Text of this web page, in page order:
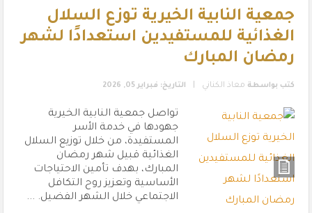
جمعية النابية الخيرية توزع السلال
الغذائية للمستفيدين استعدادًا لشهر
رمضان المبارك
كتب بواسطة معاذ الكناني التاريخ: فبراير 05, 2026
تواصل جمعية النابية الخيرية
جهودها في خدمة الأسر
المستفيدة، من خلال توزيع السلال
الغذائية قبيل شهر رمضان
المبارك، بهدف تأمين الاحتياجات
الأساسية وتعزيز روح التكافل
الاجتماعي خلال الشهر الفضيل. ...